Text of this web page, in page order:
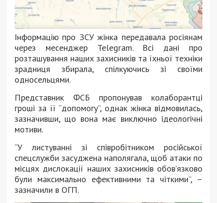
Інформацію про ЗСУ жінка передавала росіянам
через месенджер Telegram. Всі дані про
розташування наших захисників та їхньої техніки
зрадниця збирала, спілкуючись зі своїми
односельцями.
Представник ФСБ пропонував колаборантці
гроші за її “допомогу”, однак жінка відмовилась,
зазначивши, що вона має виключно ідеологічні
мотиви.
“У листуванні зі співробітником російської
спецслужби засуджена наполягала, щоб атаки по
місцях дислокації наших захисників обовʼязково
були максимально ефективними та чіткими”, –
зазначили в ОГП.